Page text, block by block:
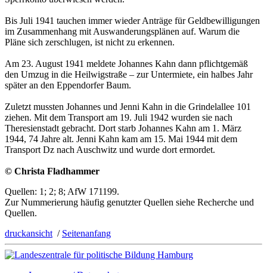
Bis Juli 1941 tauchen immer wieder Anträge für Geldbewilligungen
im Zusammenhang mit Auswanderungsplänen auf. Warum die
Pläne sich zerschlugen, ist nicht zu erkennen.
Am 23. August 1941 meldete Johannes Kahn dann pflichtgemäß
den Umzug in die Heilwigstraße – zur Untermiete, ein halbes Jahr
später an den Eppendorfer Baum.
Zuletzt mussten Johannes und Jenni Kahn in die Grindelallee 101
ziehen. Mit dem Transport am 19. Juli 1942 wurden sie nach
Theresienstadt ge­bracht. Dort starb Johannes Kahn am 1. März
1944, 74 Jahre alt. Jenni Kahn kam am 15. Mai 1944 mit dem
Transport Dz nach Auschwitz und wurde dort ermordet.
© Christa Fladhammer
Quellen: 1; 2; 8; AfW 171199.
Zur Nummerierung häufig genutzter Quellen siehe Recherche und
Quellen.
druckansicht / Seitenanfang